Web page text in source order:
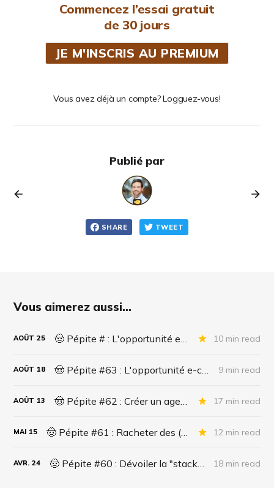
Commencez l’essai gratuit
de 30 jours
JE M'INSCRIS AU PREMIUM
Vous avez déjà un compte? Logguez-vous!
Publié par
SHARE TWEET
Vous aimerez aussi...
AOÛT 25 10 min read
AOÛT 18 9 min read
AOÛT 13 17 min read
MAI 15 12 min read
AVR. 24 18 min read